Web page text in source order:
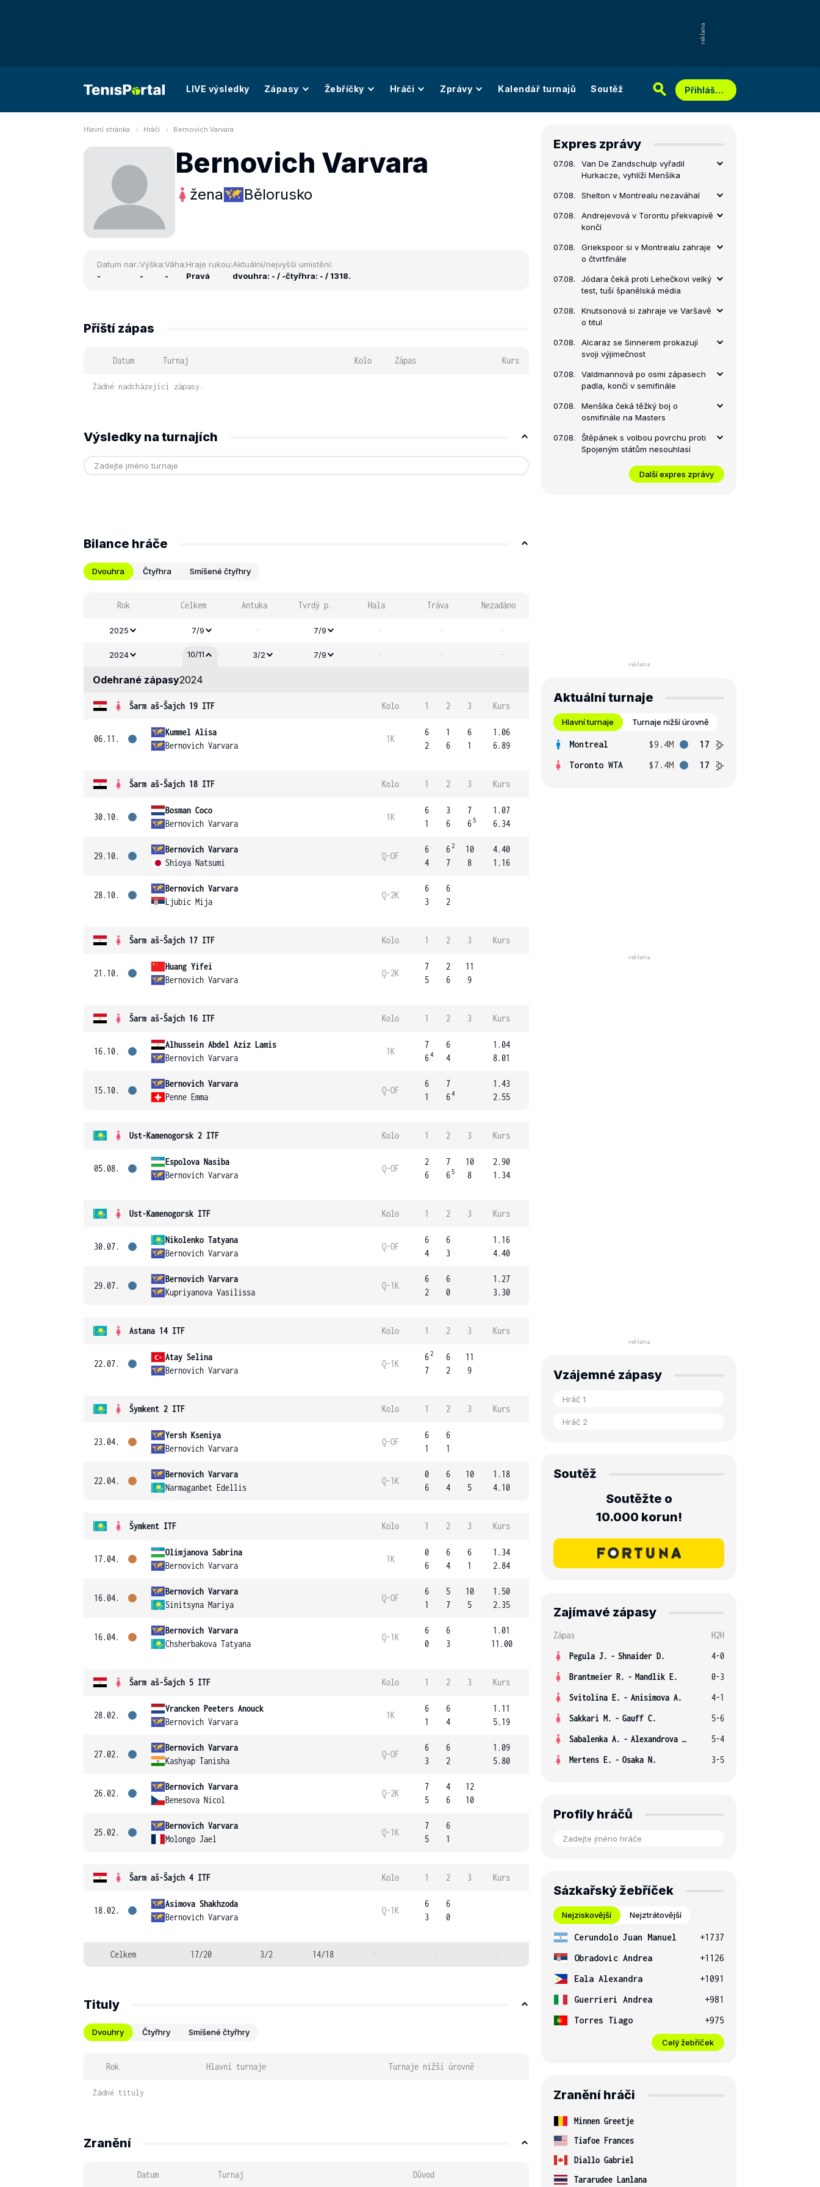
LIVE výsledky Zápasy Žebříčky Hráči Zprávy Kalendář turnajů Soutěž Přihlášení
Hlavní stránka Hráči Bernovich Varvara
Bernovich Varvara
žena Bělorusko
Datum nar.:
-
Výška:
-
Váha:
-
Hraje rukou:
Pravá
Aktuální/nejvyšší umístění:
dvouhra: - / -čtyřhra: - / 1318.
Příští zápas
Datum Turnaj Kolo Zápas Kurs
Žádné nadcházející zápasy.
Výsledky na turnajích
Bilance hráče
Dvouhra Čtyřhra Smíšené čtyřhry
Rok Celkem Antuka Tvrdý p. Hala Tráva Nezadáno
2025 7/9 - 7/9 - - -
2024 10/11 3/2 7/9 - - -
Odehrané zápasy2024
Šarm aš-Šajch 19 ITF Kolo 1 2 3 Kurs
06.11.
Kummel Alisa
Bernovich Varvara
1K
6
2
1
6
6
1
1.06
6.89
Šarm aš-Šajch 18 ITF Kolo 1 2 3 Kurs
30.10.
Bosman Coco
Bernovich Varvara
1K
6
1
3
6
7
6 5
1.07
6.34
29.10.
Bernovich Varvara
Shioya Natsumi
Q-OF
6
4
62
7
10
8
4.40
1.16
28.10.
Bernovich Varvara
Ljubic Mija
Q-2K
6
3
6
2
Šarm aš-Šajch 17 ITF Kolo 1 2 3 Kurs
21.10.
Huang Yifei
Bernovich Varvara
Q-2K
7
5
2
6
11
9
Šarm aš-Šajch 16 ITF Kolo 1 2 3 Kurs
16.10.
Alhussein Abdel Aziz Lamis
Bernovich Varvara
1K
7
64
6
4
1.04
8.01
15.10.
Bernovich Varvara
Penne Emma
Q-OF
6
1
7
64
1.43
2.55
Ust-Kamenogorsk 2 ITF Kolo 1 2 3 Kurs
05.08.
Espolova Nasiba
Bernovich Varvara
Q-OF
2
6
7
6 5
10
8
2.90
1.34
Ust-Kamenogorsk ITF Kolo 1 2 3 Kurs
30.07.
Nikolenko Tatyana
Bernovich Varvara
Q-OF
6
4
6
3
1.16
4.40
29.07.
Bernovich Varvara
Kupriyanova Vasilissa
Q-1K
6
2
6
0
1.27
3.30
Astana 14 ITF Kolo 1 2 3 Kurs
22.07.
Atay Selina
Bernovich Varvara
Q-1K
62
7
6
2
11
9
Šymkent 2 ITF Kolo 1 2 3 Kurs
23.04.
Yersh Kseniya
Bernovich Varvara
Q-OF
6
1
6
1
22.04.
Bernovich Varvara
Narmaganbet Edellis
Q-1K
0
6
6
4
10
5
1.18
4.10
Šymkent ITF Kolo 1 2 3 Kurs
17.04.
Olimjanova Sabrina
Bernovich Varvara
1K
0
6
6
4
6
1
1.34
2.84
16.04.
Bernovich Varvara
Sinitsyna Mariya
Q-OF
6
1
5
7
10
5
1.50
2.35
16.04.
Bernovich Varvara
Chsherbakova Tatyana
Q-1K
6
0
6
3
1.01
11.00
Šarm aš-Šajch 5 ITF Kolo 1 2 3 Kurs
28.02.
Vrancken Peeters Anouck
Bernovich Varvara
1K
6
1
6
4
1.11
5.19
27.02.
Bernovich Varvara
Kashyap Tanisha
Q-OF
6
3
6
2
1.09
5.80
26.02.
Bernovich Varvara
Benesova Nicol
Q-2K
7
5
4
6
12
10
25.02.
Bernovich Varvara
Molongo Jael
Q-1K
7
5
6
1
Šarm aš-Šajch 4 ITF Kolo 1 2 3 Kurs
18.02.
Asimova Shakhzoda
Bernovich Varvara
Q-1K
6
3
6
0
Celkem 17/20 3/2 14/18 - - -
Tituly
Dvouhry Čtyřhry Smíšené čtyřhry
Rok Hlavní turnaje Turnaje nižší úrovně
Žádné tituly
Zranění
Datum Turnaj Důvod
Expres zprávy
07.08.
Van De Zandschulp vyřadil
Hurkacze, vyhlíží Menšíka
07.08. Shelton v Montrealu nezaváhal
07.08.
Andrejevová v Torontu překvapivě
končí
07.08.
Griekspoor si v Montrealu zahraje
o čtvrtfinále
07.08.
Jódara čeká proti Lehečkovi velký
test, tuší španělská média
07.08.
Knutsonová si zahraje ve Varšavě
o titul
07.08.
Alcaraz se Sinnerem prokazují
svoji výjimečnost
07.08.
Valdmannová po osmi zápasech
padla, končí v semifinále
07.08.
Menšíka čeká těžký boj o
osmifinále na Masters
07.08.
Štěpánek s volbou povrchu proti
Spojeným státům nesouhlasí
Další expres zprávy
Aktuální turnaje
Hlavní turnaje Turnaje nižší úrovně
Montreal $9.4M
17
Toronto WTA
$7.4M 17
Vzájemné zápasy
Soutěž
Soutěžte o
10.000 korun!
Zajímavé zápasy
Zápas
H2H
Pegula J. - Shnaider D.
4-0
Brantmeier R. - Mandlik E.
0-3
Svitolina E. - Anisimova A.
4-1
Sakkari M. - Gauff C.
5-6
Sabalenka A. - Alexandrova E.
5-4
Mertens E. - Osaka N. 3-5
Profily hráčů
Sázkařský žebříček
Nejziskovější Nejztrátovější
Cerundolo Juan Manuel
+1737
Obradovic Andrea
+1126
Eala Alexandra
+1091
Guerrieri Andrea
+981
Torres Tiago
+975
Celý žebříček
Zranění hráči
Minnen Greetje
Tiafoe Frances
Diallo Gabriel
Tararudee Lanlana